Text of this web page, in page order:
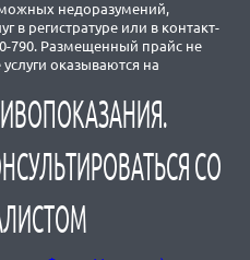
недоразумений,
в регистратуре или в контакт-
790. Размещенный прайс не
оказываются на
СО